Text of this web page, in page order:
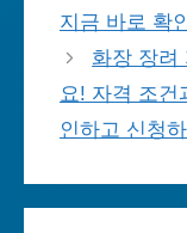
지금 바로 확
화장 장려
요! 자격 조건
인하고 신청